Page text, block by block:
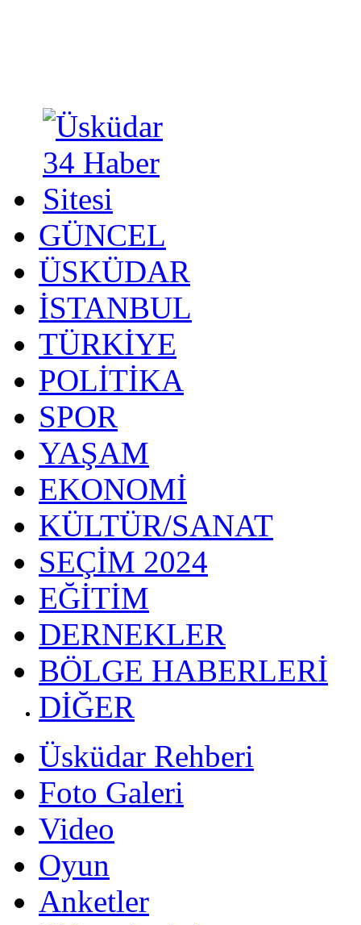
GÜNCEL
ÜSKÜDAR
İSTANBUL
TÜRKİYE
POLİTİKA
SPOR
YAŞAM
EKONOMİ
KÜLTÜR/SANAT
SEÇİM 2024
EĞİTİM
DERNEKLER
BÖLGE HABERLERİ
DİĞER
Üsküdar Rehberi
Foto Galeri
Video
Oyun
Anketler